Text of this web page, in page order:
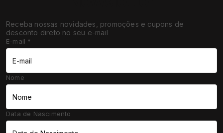
Receba nossas novidades, promoções e cupons de
desconto direto no seu e-mail
E-mail *
Nome
Data de Nascimento